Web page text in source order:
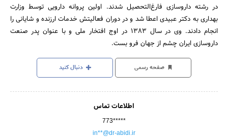
در رشته داروسازی فارغ‌التحصیل شدند. اولین پروانه دارویی توسط وزارت
بهداری به دکتر عبیدی اعطا شد و در دوران فعالیتش خدمات ارزنده و شایانی را
انجام دادند. وی در سال 1383 در اوج افتخار ملی‌ و با عنوان پدر صنعت
داروسازی ایران چشم از جهان فرو بست.
صفحه رسمی دنبال کنید
اطلاعات تماس
773*****
in**@dr-abidi.ir